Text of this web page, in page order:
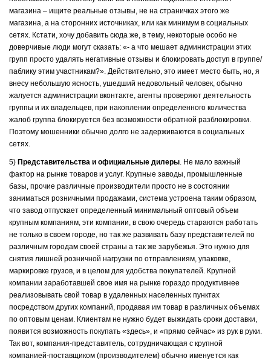
магазина – ищите реальные отзывы, не на страничках этого же
магазина, а на сторонних источниках, или как минимум в социальных
сетях. Кстати, хочу добавить сюда же, в тему, некоторые особо не
доверчивые люди могут сказать: «- а что мешает администрации этих
групп просто удалять негативные отзывы и блокировать доступ в группе/
паблику этим участникам?». Действительно, это имеет место быть, но, я
внесу небольшую ясность, ушедший недовольный человек, обычно
жалуется администрации вконтакте, агенты проверяют деятельность
группы и их владельцев, при накоплении определенного количества
жалоб группа блокируется без возможности обратной разблокировки.
Поэтому мошенники обычно долго не задерживаются в социальных
сетях.
5) Представительства и официальные дилеры. Не мало важный
фактор на рынке товаров и услуг. Крупные заводы, промышленные
базы, прочие различные производители просто не в состоянии
заниматься розничными продажами, система устроена таким образом,
что завод отпускает определенный минимальный оптовый объем
крупным компаниям, эти компании, в свою очередь стараются работать
не только в своем городе, но так же развивать базу представителей по
различным городам своей страны а так же зарубежья. Это нужно для
снятия лишней розничной нагрузки по отправлениям, упаковке,
маркировке грузов, и в целом для удобства покупателей. Крупной
компании заработавшей свое имя на рынке гораздо продуктивнее
реализовывать свой товар в удаленных населенных пунктах
посредством других компаний, продавая им товар в различных объемах
по оптовым ценам. Клиентам не нужно будет выжидать сроки доставки,
появится возможность покупать «здесь», и «прямо сейчас» из рук в руки.
Так вот, компания-представитель, сотрудничающая с крупной
компанией-поставщиком (производителем) обычно именуется как